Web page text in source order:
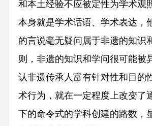
和本土经验不应被定性为学术观
本身就是学术话语、学术表达，
的言说毫无疑问属于非遗的知识
则，非遗的知识和学问很可能被
认非遗传承人富有针对性和目的
术行为，就在一定程度上改变了
下的命令式的学科创建的路数，